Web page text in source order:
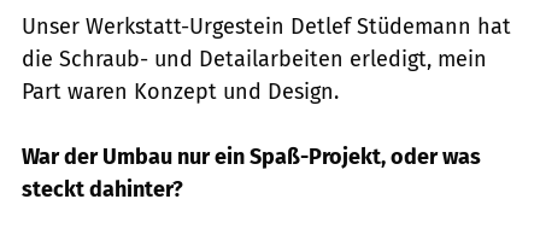
Unser Werkstatt-Urgestein Detlef Stüdemann hat
die Schraub- und Detailarbeiten erledigt, mein
Part waren Konzept und Design.
War der Umbau nur ein Spaß-Projekt, oder was
steckt dahinter?